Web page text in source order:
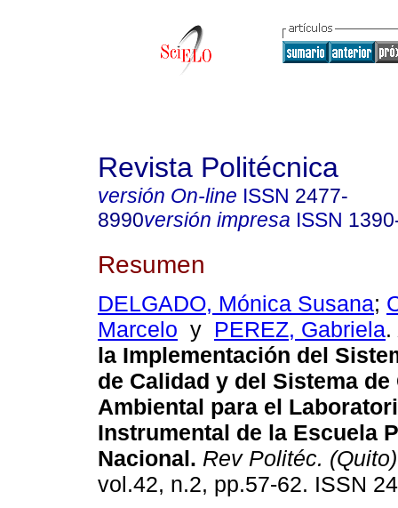
Revista Politécnica
versión On-line ISSN 2477-
8990versión impresa ISSN
Resumen
DELGADO, Mónica Susana;
Marcelo y PEREZ, Gabriela.
la Implementación del
de Calidad y del Sistema de
Ambiental para el
Instrumental de la Escuela
Nacional. Rev Politéc. (Quito)
vol.42, n.2, pp.57-62. ISSN